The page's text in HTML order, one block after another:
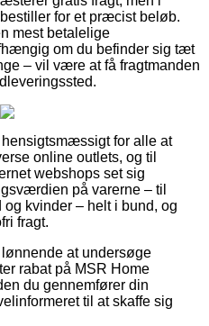
for et præcist beløb.
mest betalelige
om du befinder sig tæt
– vil være at få fragtmanden
for alle at
online outlets, og til
webshops set sig
på varerne – til
kvinder – helt i bund, og
fragt.
at undersøge
rabat på MSR Home
du gennemfører din
til at skaffe sig